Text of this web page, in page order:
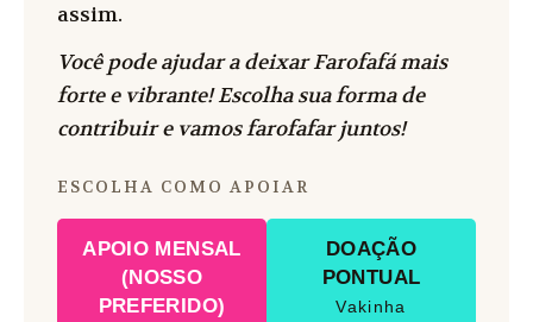
assim.
Você pode ajudar a deixar Farofafá mais
forte e vibrante! Escolha sua forma de
contribuir e vamos farofafar juntos!
ESCOLHA COMO APOIAR
APOIO MENSAL
(NOSSO
PREFERIDO)
DOAÇÃO
PONTUAL
Vakinha